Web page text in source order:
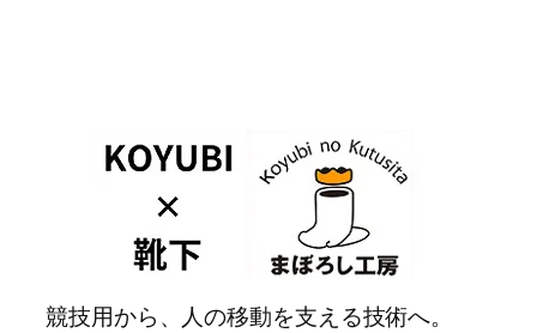
競技用から、人の移動を支える技術へ。